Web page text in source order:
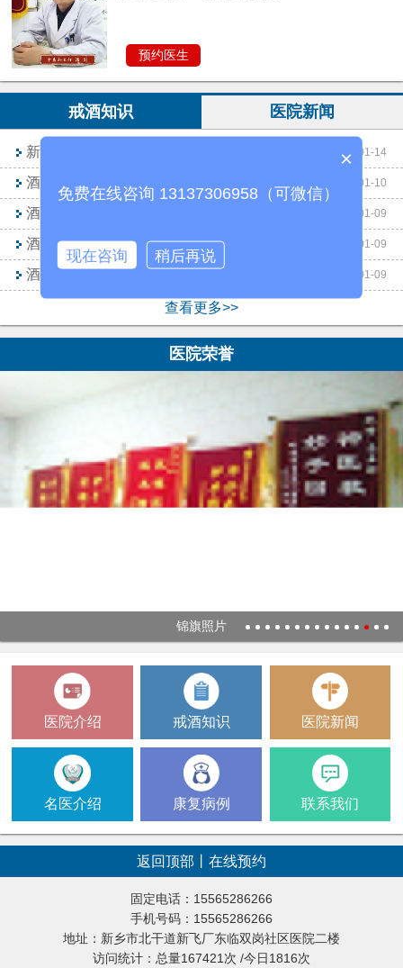
预约医生
戒酒知识 医院新闻
新乡哪里可以戒酒 2025-01-14
酒精戒断综合症 2017-01-10
酒精依赖症还会造成哪些危害 2017-01-09
酒精依赖症是怎么回事 2017-01-09
酒瘾怎么戒 2017-01-09
查看更多>>
医院荣誉
1 2 3 4 5 6 7 8 9 101112131415
锦旗照片
医院介绍 戒酒知识 医院新闻
名医介绍 康复病例 联系我们
返回顶部 在线预约
固定电话：15565286266
手机号码：15565286266
地址：新乡市北干道新飞厂东临双岗社区医院二楼
访问统计：总量167421次 /今日1816次
×
免费在线咨询 13137306958（可微信）
现在咨询 稍后再说